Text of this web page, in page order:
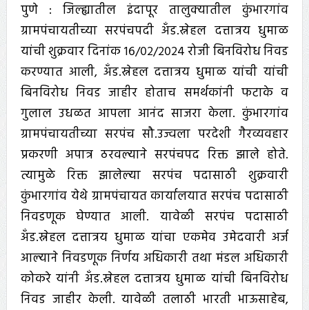
पुणे : जिल्ह्यातील इंदापूर तालुक्यातील कुंभारगांव
ग्रामपंचायतीच्या सरपंचपदी अँड.स्नेहल दत्तात्रय धुमाळ
यांची शुक्रवार दिनांक १६/०२/२०२४ रोजी बिनविरोध निवड
करण्यात आली, अँड.स्नेहल दत्तात्रय धुमाळ यांची यांची
बिनविरोध निवड जाहीर होताच समर्थकांनी फटाके व
गुलाल उधळत आपला आनंद साजरा केला. कुंभारगांव
ग्रामपंचायतीच्या सरपंच सौ.उज्वला परदेशी गैरव्यवहार
प्रकरणी अपात्र ठरवल्याने सरपंचपद रिक्त झाले होते.
त्यामुळे रिक्त झालेल्या सरपंच पदासाठी शुक्रवारी
कुंभारगांव येथे ग्रामपंचायत कार्यालयात सरपंच पदासाठी
निवडणूक घेण्यात आली. यावेळी सरपंच पदासाठी
अँड.स्नेहल दत्तात्रय धुमाळ यांचा एकमेव उमेदवारी अर्ज
आल्याने निवडणूक निर्णय अधिकारी तथा मंडल अधिकारी
कोकरे यांनी अँड.स्नेहल दत्तात्रय धुमाळ यांची बिनविरोध
निवड जाहीर केली. यावेळी तलाठी भारती भाऊसाहेब,